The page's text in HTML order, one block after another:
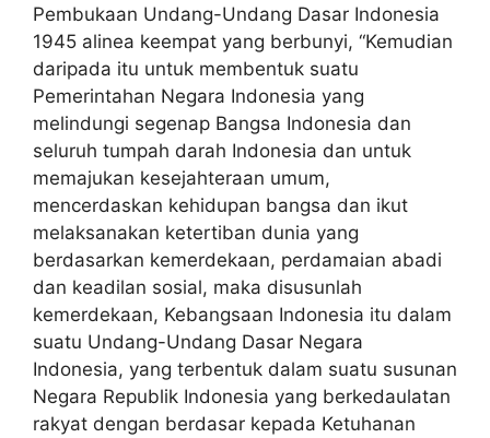
Pembukaan Undang-Undang Dasar Indonesia
1945 alinea keempat yang berbunyi, “Kemudian
daripada itu untuk membentuk suatu
Pemerintahan Negara Indonesia yang
melindungi segenap Bangsa Indonesia dan
seluruh tumpah darah Indonesia dan untuk
memajukan kesejahteraan umum,
mencerdaskan kehidupan bangsa dan ikut
melaksanakan ketertiban dunia yang
berdasarkan kemerdekaan, perdamaian abadi
dan keadilan sosial, maka disusunlah
kemerdekaan, Kebangsaan Indonesia itu dalam
suatu Undang-Undang Dasar Negara
Indonesia, yang terbentuk dalam suatu susunan
Negara Republik Indonesia yang berkedaulatan
rakyat dengan berdasar kepada Ketuhanan